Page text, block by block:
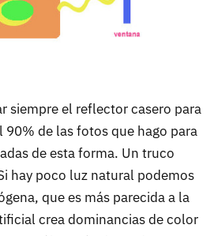
siempre el reflector casero para
90% de las fotos que hago para
de esta forma. Un truco
hay poco luz natural podemos
que es más parecida a la
crea dominancias de color